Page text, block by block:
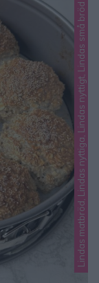
Lindas matbröd, Lindas nyttiga, Lindas nyttigt, Lindas små bröd